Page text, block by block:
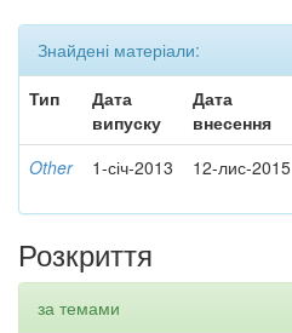
Знайдені матеріали:
Тип
Дата
випуску
Дата
внесення
Other 1-січ-2013 12-лис-2015
Розкриття
за темами